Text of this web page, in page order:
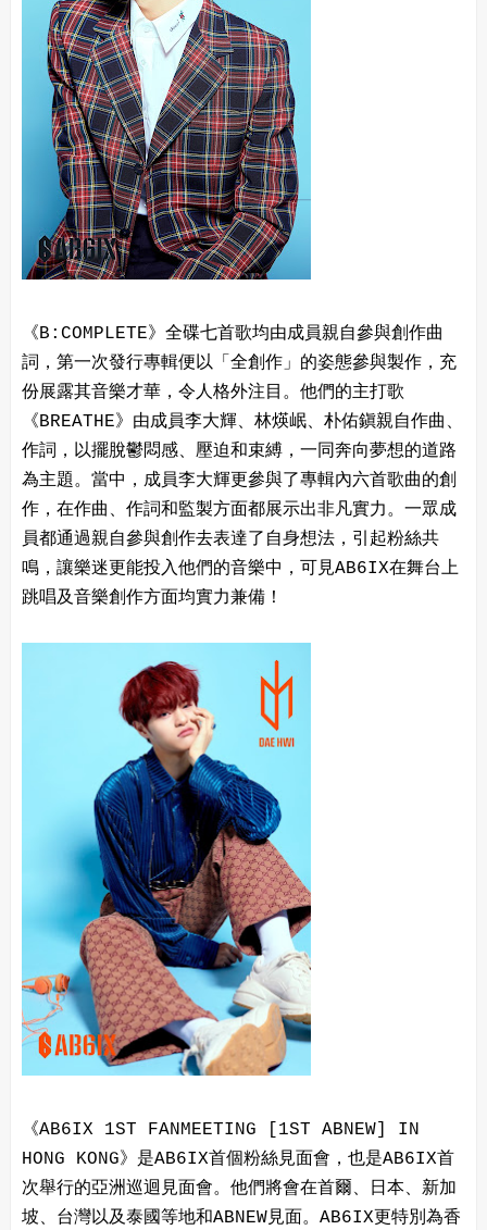
《B:COMPLETE》全碟七首歌均由成員親自參與創作曲
詞，第一次發行專輯便以「全創作」的姿態參與製作，充
份展露其音樂才華，令人格外注目。他們的主打歌
《BREATHE》由成員李大輝、林煐岷、朴佑鎭親自作曲、
作詞，以擺脫鬱悶感、壓迫和束縛，一同奔向夢想的道路
為主題。當中，成員李大輝更參與了專輯內六首歌曲的創
作，在作曲、作詞和監製方面都展示出非凡實力。一眾成
員都通過親自參與創作去表達了自身想法，引起粉絲共
鳴，讓樂迷更能投入他們的音樂中，可見AB6IX在舞台上
跳唱及音樂創作方面均實力兼備！
《AB6IX 1ST FANMEETING [1ST ABNEW] IN
HONG KONG》是AB6IX首個粉絲見面會，也是AB6IX首
次舉行的亞洲巡迴見面會。他們將會在首爾、日本、新加
坡、台灣以及泰國等地和ABNEW見面。AB6IX更特別為香